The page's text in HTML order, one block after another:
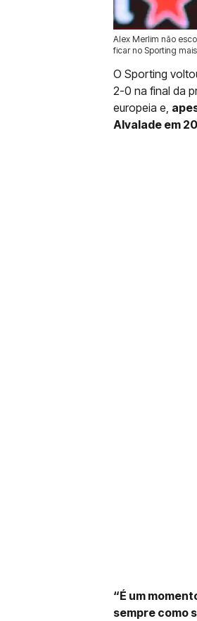
Alex Merlim não
ficar no Sporting
11 Mai 2026 |
O Sporting
2-0 na final da
europeia e,
Alvalade em
“É um
sempre como